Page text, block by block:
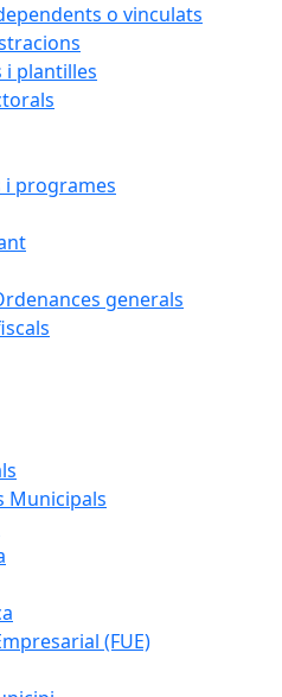
o vinculats
i plantilles
i programes
generals
Municipals
(FUE)